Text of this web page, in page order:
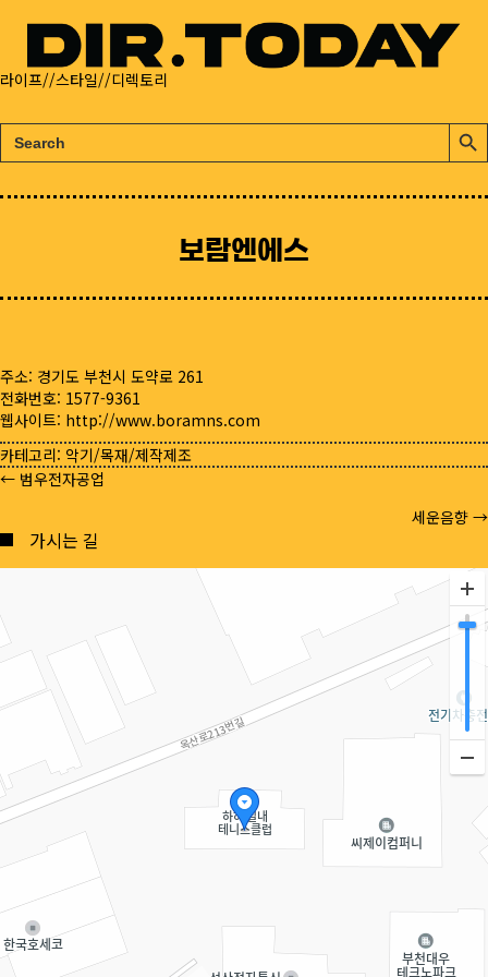
라이프//스타일//디렉토리
검
색:
검
색
튼
보람엔에스
주소: 경기도 부천시 도약로 261
전화번호: 1577-9361
웹사이트: http://www.boramns.com
카테고리: 악기/목재/제작제조
Posts
navigation
← 범우전자공업
세운음향 →
가시는 길